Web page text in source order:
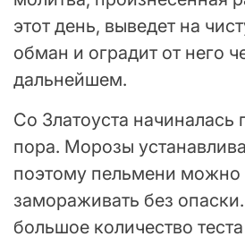
этот день, выведет на
обман и оградит от него
дальнейшем.
Со Златоуста начиналась
пора. Морозы
поэтому пельмени можно
замораживать без
большое количество